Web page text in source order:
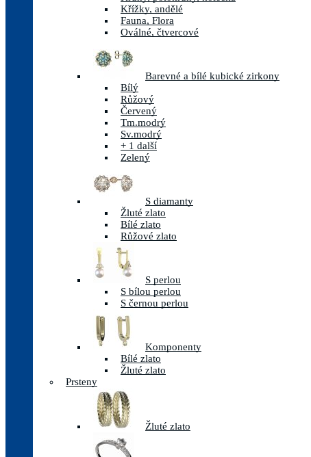
Křížky, andělé
Fauna, Flora
Oválné, čtvercové
Barevné a bílé kubické zirkony
Bílý
Růžový
Červený
Tm.modrý
Sv.modrý
+ 1 další
Zelený
S diamanty
Žluté zlato
Bílé zlato
Růžové zlato
S perlou
S bílou perlou
S černou perlou
Komponenty
Bílé zlato
Žluté zlato
Prsteny
Žluté zlato